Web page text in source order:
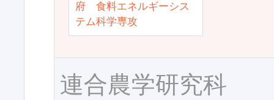
府 食料エネルギーシス
テム科学専攻
連合農学研究科